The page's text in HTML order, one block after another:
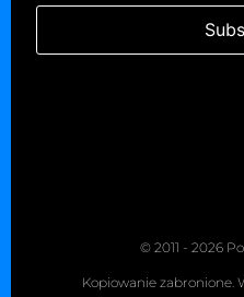
© 2011 - 2026
Kopiowanie zabronione.